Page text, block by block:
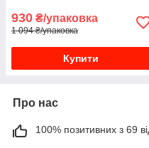
930 ₴/упаковка
1 094 ₴/упаковка
Купити
Про нас
100% позитивних з 69